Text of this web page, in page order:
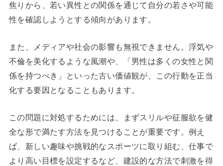
焦りから、若い異性との関係を通じて自分の若さや可能
性を確認しようとする傾向があります。
また、メディアや社会の影響も無視できません。浮気や
不倫を美化するような風潮や、「男性は多くの女性と関
係を持つべき」といった古い価値観が、この行動を正当
化する要因となることもあります。
この問題に対処するためには、まずスリルや征服欲を健
全な形で満たす方法を見つけることが重要です。例え
ば、新しい趣味や挑戦的なスポーツに取り組む、仕事で
より高い目標を設定するなど、建設的な方法で刺激を得